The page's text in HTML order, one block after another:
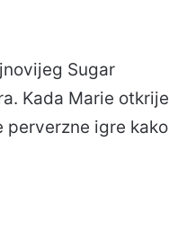
Sugar
Kada Marie otkrije
perverzne igre kako